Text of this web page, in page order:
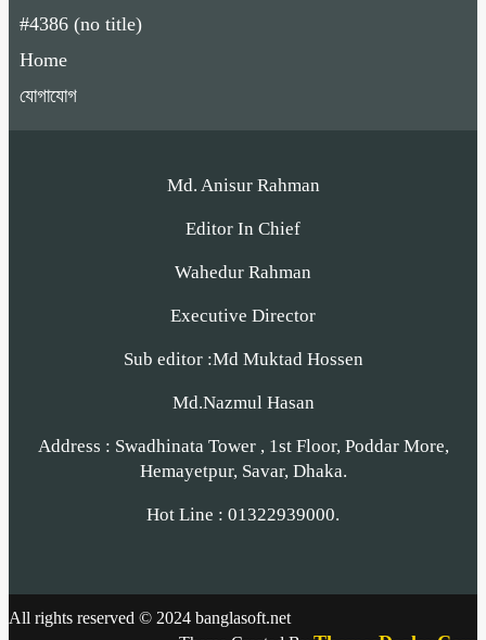
#4386 (no title)
Home
যোগাযোগ
Md. Anisur Rahman
Editor In Chief
Wahedur Rahman
Executive Director
Sub editor :Md Muktad Hossen
Md.Nazmul Hasan
Address : Swadhinata Tower , 1st Floor, Poddar More,
Hemayetpur, Savar, Dhaka.
Hot Line : 01322939000.
All rights reserved © 2024 banglasoft.net